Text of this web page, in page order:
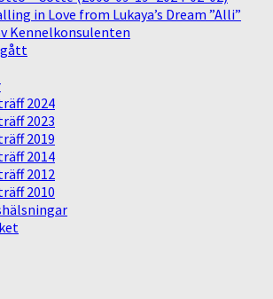
in Love from Lukaya’s Dream ”Alli”
Kennelkonsulenten
gått
2024
2023
2019
2014
2012
2010